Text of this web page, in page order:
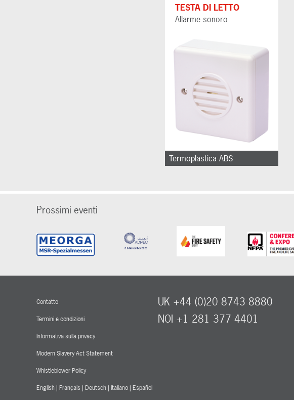
TESTA DI LETTO
Allarme sonoro
Termoplastica ABS
Prossimi eventi
Contatto
Termini e condizioni
Informativa sulla privacy
Modern Slavery Act Statement
Whistleblower Policy
English | Français | Deutsch | Italiano | Español
UK +44 (0)20 8743 8880
NOI +1 281 377 4401